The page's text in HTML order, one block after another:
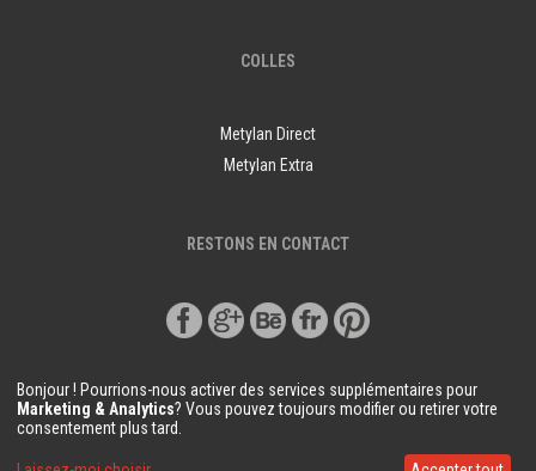
COLLES
Metylan Direct
Metylan Extra
RESTONS EN CONTACT
Bonjour ! Pourrions-nous activer des services supplémentaires pour
Marketing & Analytics? Vous pouvez toujours modifier ou retirer votre
consentement plus tard.